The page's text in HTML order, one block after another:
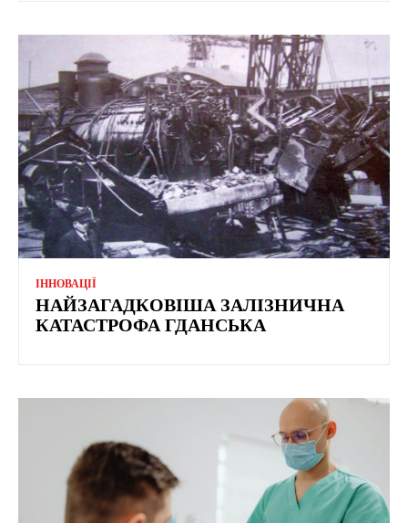
ІННОВАЦІЇ
НАЙЗАГАДКОВІША ЗАЛІЗНИЧНА
КАТАСТРОФА ГДАНСЬКА